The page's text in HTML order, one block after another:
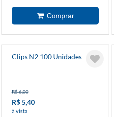
Clips N2 100 Unidades
R$ 6,00
R$ 5,40
à vista